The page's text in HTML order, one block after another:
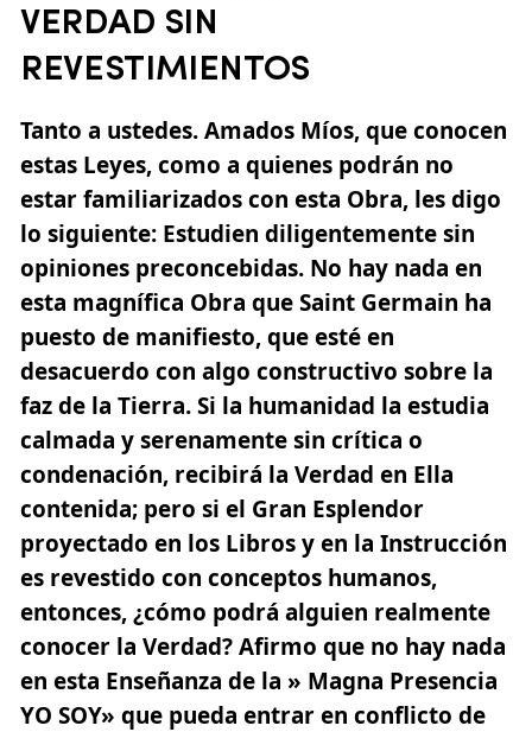
VERDAD SIN
REVESTIMIENTOS
Tanto a ustedes. Amados Míos, que conocen
estas Leyes, como a quienes podrán no
estar familiarizados con esta Obra, les digo
lo siguiente: Estudien diligentemente sin
opiniones preconcebidas. No hay nada en
esta magnífica Obra que Saint Germain ha
puesto de manifiesto, que esté en
desacuerdo con algo constructivo sobre la
faz de la Tierra. Si la humanidad la estudia
calmada y serenamente sin crítica o
condenación, recibirá la Verdad en Ella
contenida; pero si el Gran Esplendor
proyectado en los Libros y en la Instrucción
es revestido con conceptos humanos,
entonces, ¿cómo podrá alguien realmente
conocer la Verdad? Afirmo que no hay nada
en esta Enseñanza de la » Magna Presencia
YO SOY» que pueda entrar en conflicto de